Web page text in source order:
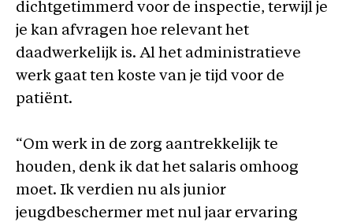
dichtgetimmerd voor de inspectie, terwijl je
je kan afvragen hoe relevant het
daadwerkelijk is. Al het administratieve
werk gaat ten koste van je tijd voor de
patiënt.
“Om werk in de zorg aantrekkelijk te
houden, denk ik dat het salaris omhoog
moet. Ik verdien nu als junior
jeugdbeschermer met nul jaar ervaring